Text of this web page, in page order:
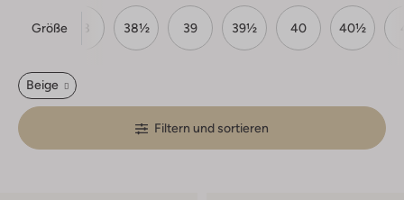
Größe
37½ 38 38½ 39 39½ 40 40½
Beige
Filtern und sortieren